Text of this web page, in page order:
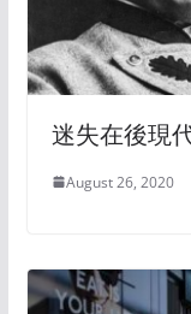
迷失在後現
August 26, 2020